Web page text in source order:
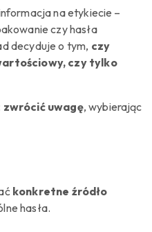
na etykiecie –
czy hasła
decyduje o tym, czy
czy tylko
zwrócić uwagę, wybierając
konkretne źródło
hasła.